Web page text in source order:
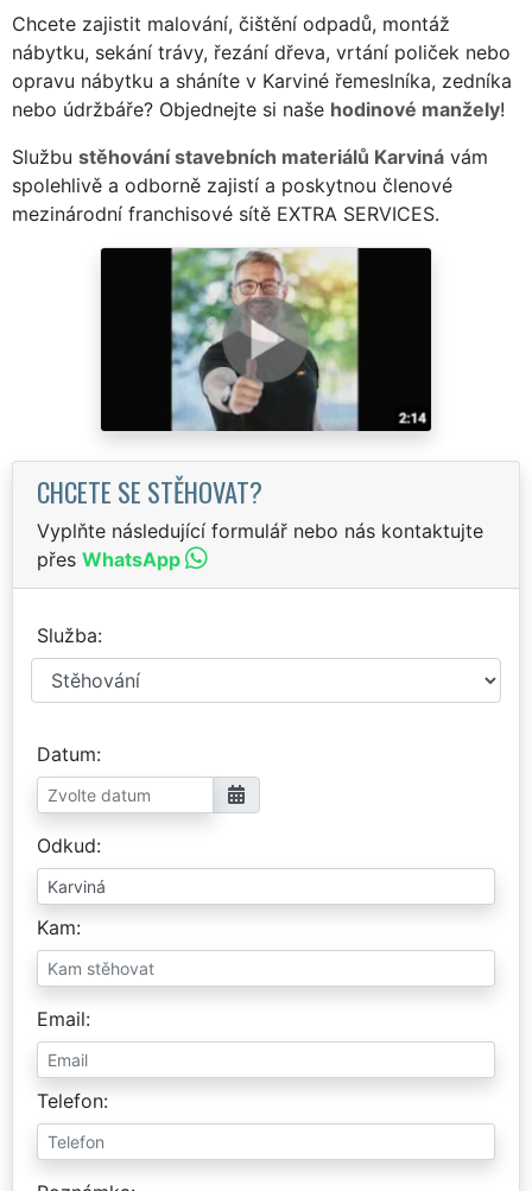
Chcete zajistit malování, čištění odpadů, montáž
nábytku, sekání trávy, řezání dřeva, vrtání poliček nebo
opravu nábytku a sháníte v Karviné řemeslníka, zedníka
nebo údržbáře? Objednejte si naše hodinové manžely!
Službu stěhování stavebních materiálů Karviná vám
spolehlivě a odborně zajistí a poskytnou členové
mezinárodní franchisové sítě EXTRA SERVICES.
CHCETE SE STĚHOVAT?
Vyplňte následující formulář nebo nás kontaktujte
přes WhatsApp
Služba
Datum
Odkud
Kam
Email
Telefon